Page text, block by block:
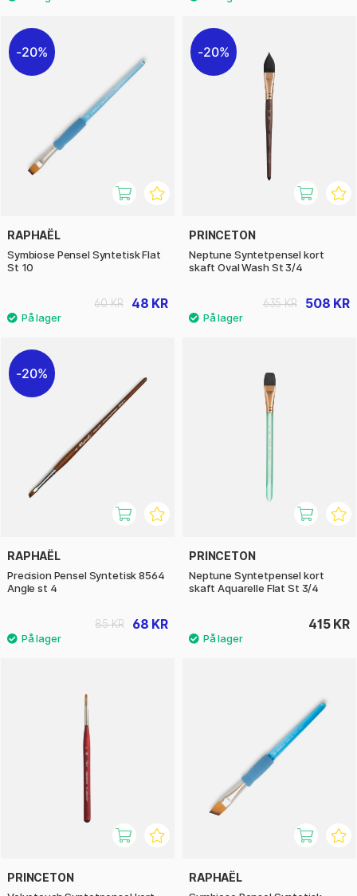
20%
RAPHAËL
Symbiose Pensel Syntetisk Flat
St 10
48 KR
60 KR
20%
PRINCETON
Neptune Syntetpensel kort
skaft Oval Wash St 3/4
508 KR
635 KR
20%
RAPHAËL
Precision Pensel Syntetisk 8564
Angle st 4
68 KR
85 KR
PRINCETON
Neptune Syntetpensel kort
skaft Aquarelle Flat St 3/4
415 KR
PRINCETON RAPHAËL